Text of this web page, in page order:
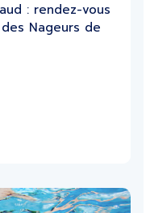
: rendez-vous
Nageurs de